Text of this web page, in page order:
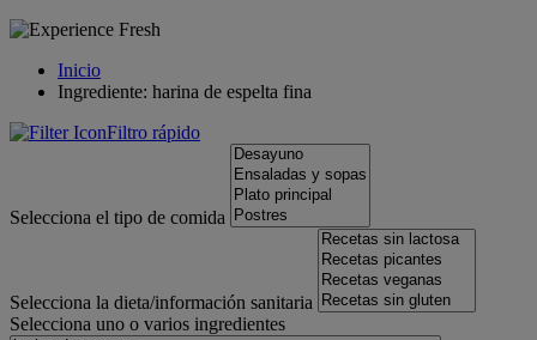
Inicio
Ingrediente: harina de espelta fina
Filtro rápido
Selecciona el tipo de comida
Selecciona la dieta/información sanitaria
Selecciona uno o varios ingredientes